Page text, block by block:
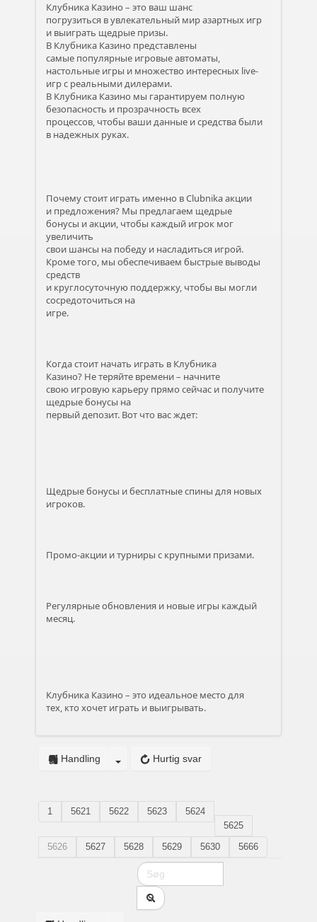
Клубника Казино – это ваш шанс
погрузиться в увлекательный мир азартных игр
и выиграть щедрые призы.
В Клубника Казино представлены
самые популярные игровые автоматы,
настольные игры и множество интересных live-
игр с реальными дилерами.
В Клубника Казино мы гарантируем полную
безопасность и прозрачность всех
процессов, чтобы ваши данные и средства были
в надежных руках.
Почему стоит играть именно в Clubnika акции
и предложения? Мы предлагаем щедрые
бонусы и акции, чтобы каждый игрок мог
увеличить
свои шансы на победу и насладиться игрой.
Кроме того, мы обеспечиваем быстрые выводы
средств
и круглосуточную поддержку, чтобы вы могли
сосредоточиться на
игре.
Когда стоит начать играть в Клубника
Казино? Не теряйте времени – начните
свою игровую карьеру прямо сейчас и получите
щедрые бонусы на
первый депозит. Вот что вас ждет:
Щедрые бонусы и бесплатные спины для новых
игроков.
Промо-акции и турниры с крупными призами.
Регулярные обновления и новые игры каждый
месяц.
Клубника Казино – это идеальное место для
тех, кто хочет играть и выигрывать.
Hurtig svar
Handling
1 5621 5622 5623
5624
5625
5626
5627 5628 5629 5630 5666